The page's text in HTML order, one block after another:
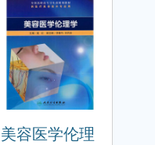
美容医学伦理